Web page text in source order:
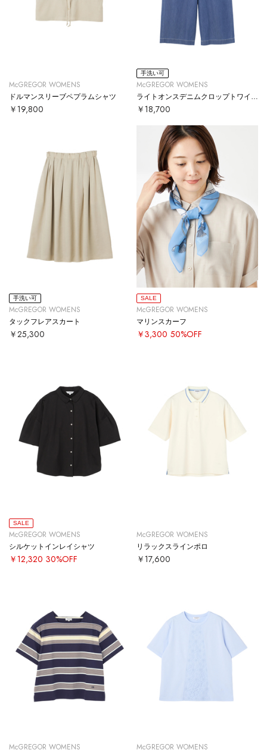
McGREGOR WOMENS
ドルマンスリーブペプラムシャツ
￥19,800
手洗い可
McGREGOR WOMENS
￥18,700
手洗い可
McGREGOR WOMENS
タックフレアスカート
￥25,300
SALE
McGREGOR WOMENS
マリンスカーフ
￥3,300 50%OFF
SALE
McGREGOR WOMENS
シルケットインレイシャツ
￥12,320 30%OFF
McGREGOR WOMENS
リラックスラインポロ
￥17,600
McGREGOR WOMENS McGREGOR WOMENS